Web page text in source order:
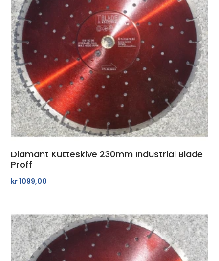
Diamant Kutteskive 230mm Industrial Blade
Proff
kr1099,00